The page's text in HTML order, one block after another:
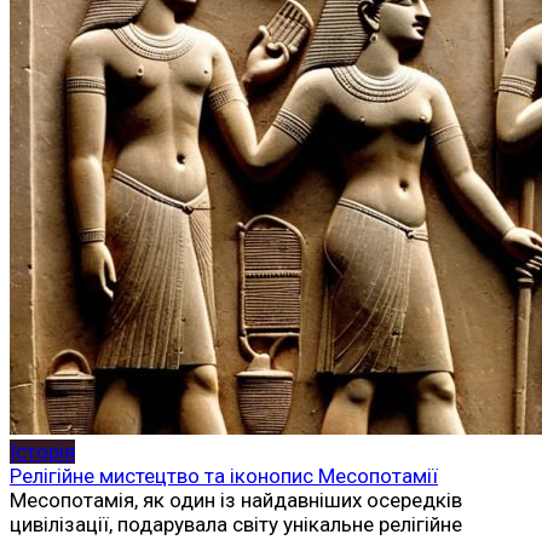
Історія
Релігійне мистецтво та іконопис Месопотамії
Месопотамія, як один із найдавніших осередків
цивілізації, подарувала світу унікальне релігійне